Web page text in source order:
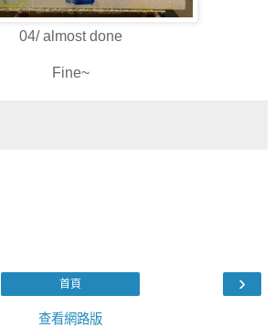
04/ almost done
Fine~
›
首頁
查看網路版